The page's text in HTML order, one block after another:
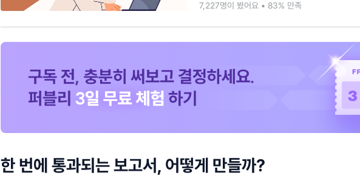
7,227명이 봤어요 • 83% 만족
한 번에 통과되는 보고서, 어떻게 만들까?